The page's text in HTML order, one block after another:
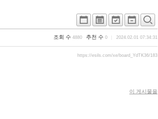
조회 수 4880 추천 수 0 2024.02.01 07:34:31
https://esils.com/xe/board_YdTK36/183
이 게시물을